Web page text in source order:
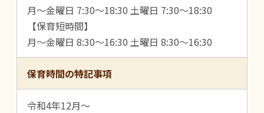
月～金曜日 7:30～18:30 土曜日 7:30～18:30
【保育短時間】
月～金曜日 8:30～16:30 土曜日 8:30～16:30
保育時間の特記事項
令和4年12月～